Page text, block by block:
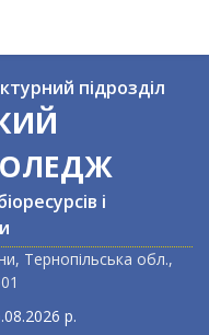
підрозділ
і
Тернопільська обл.,
р.